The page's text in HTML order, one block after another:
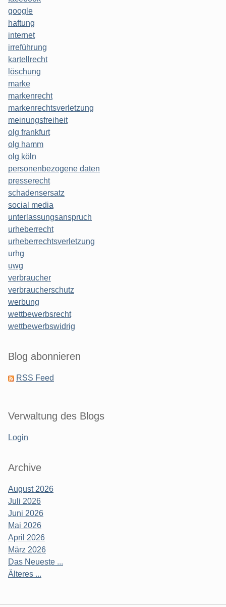
google
haftung
internet
irreführung
kartellrecht
löschung
marke
markenrecht
markenrechtsverletzung
meinungsfreiheit
olg frankfurt
olg hamm
olg köln
personenbezogene daten
presserecht
schadensersatz
social media
unterlassungsanspruch
urheberrecht
urheberrechtsverletzung
urhg
uwg
verbraucher
verbraucherschutz
werbung
wettbewerbsrecht
wettbewerbswidrig
Blog abonnieren
RSS Feed
Verwaltung des Blogs
Login
Archive
August 2026
Juli 2026
Juni 2026
Mai 2026
April 2026
März 2026
Das Neueste ...
Älteres ...